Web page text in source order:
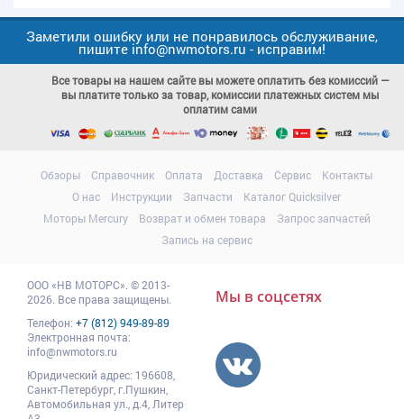
Заметили ошибку или не понравилось обслуживание,
пишите info@nwmotors.ru - исправим!
Все товары на нашем сайте вы можете оплатить без комиссий —
вы платите только за товар, комиссии платежных систем мы
оплатим сами
Обзоры Справочник Оплата Доставка Сервис
Контакты
О нас
Инструкции Запчасти
Каталог Quicksilver
Моторы Mercury
Возврат и обмен товара
Запрос запчастей
Запись на сервис
ООО«НВ МОТОРС». © 2013-
2026. Все права защищены.
Телефон: +7 (812) 949-89-89
Электронная почта:
info@nwmotors.ru
Юридический адрес: 196608,
Санкт-Петербург, г.Пушкин,
Автомобильная ул., д.4, Литер
Мы в соцсетях